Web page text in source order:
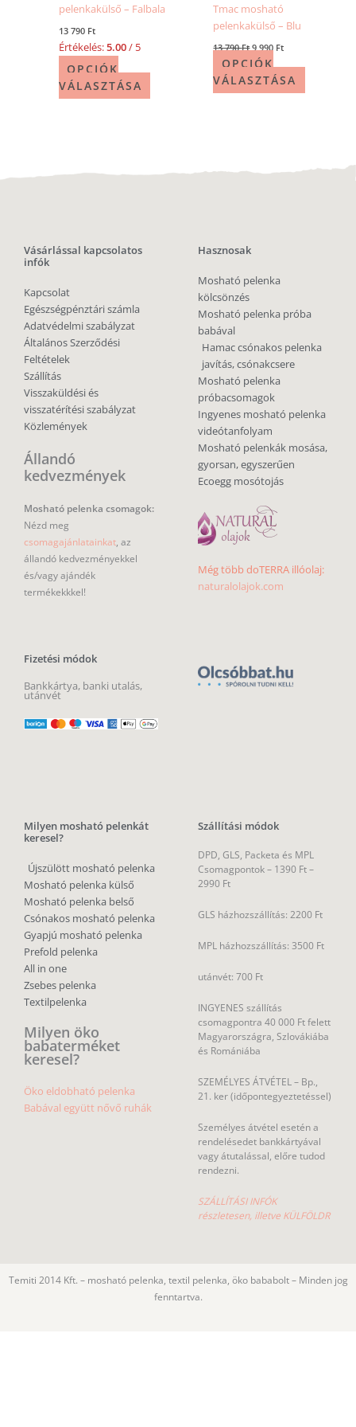
pelenkakülső – Falbala
13 790 Ft
Értékelés:5.00/ 5
OPCIÓK
VÁLASZTÁSA
Tmac mosható
pelenkakülső – Blu
13 790Ft 9 990 Ft
OPCIÓK
VÁLASZTÁSA
Vásárlással kapcsolatos
infók
Kapcsolat
Egészségpénztári számla
Adatvédelmi szabályzat
Általános Szerződési
Feltételek
Szállítás
Visszaküldési és
visszatérítési szabályzat
Közlemények
Állandó
kedvezmények
Mosható pelenka csomagok:
Nézd meg
csomagajánlatainkat, az
állandó kedvezményekkel
és/vagy ajándék
termékekkkel!
Fizetési módok
Bankkártya, banki utalás,
utánvét
Hasznosak
Mosható pelenka
kölcsönzés
Mosható pelenka próba
babával
Hamac csónakos pelenka
javítás, csónakcsere
Mosható pelenka
próbacsomagok
Ingyenes mosható pelenka
videótanfolyam
Mosható pelenkák mosása,
gyorsan, egyszerűen
Ecoegg mosótojás
Még több doTERRA illóolaj:
naturalolajok.com
Milyen mosható pelenkát
keresel?
Újszülött mosható pelenka
Mosható pelenka külső
Mosható pelenka belső
Csónakos mosható pelenka
Gyapjú mosható pelenka
Prefold pelenka
All in one
Zsebes pelenka
Textilpelenka
Milyen öko
babaterméket
keresel?
Öko eldobható pelenka
Babával együtt nővő ruhák
Szállítási módok
DPD, GLS, Packeta és MPL
Csomagpontok – 1390 Ft –
2990 Ft
GLS házhozszállítás: 2200 Ft
MPL házhozszállítás: 3500 Ft
utánvét: 700 Ft
INGYENES szállítás
csomagpontra 40 000 Ft felett
Magyarországra, Szlovákiába
és Romániába
SZEMÉLYES ÁTVÉTEL – Bp.,
21. ker (időpontegyeztetéssel)
Személyes átvétel esetén a
rendelésedet bankkártyával
vagy átutalással, előre tudod
rendezni.
SZÁLLÍTÁSI INFÓK
részletesen, illetve KÜLFÖLDR
Temiti 2014 Kft. – mosható pelenka, textil pelenka, öko bababolt – Minden jog
fenntartva.